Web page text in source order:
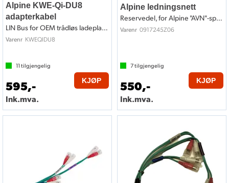
Alpine KWE-Qi-DU8
adapterkabel
LIN Bus for OEM trådløs ladeplate DUCATO
Varenr KWEQIDU8
11 tilgjengelig
595,-
Ink.mva.
KJØP
Alpine ledningsnett
Reservedel, for Alpine "AVN"-spillere
Varenr 0917245Z06
7tilgjengelig
550,-
Ink.mva.
KJØP